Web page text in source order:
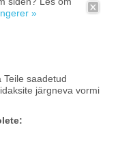
»
saadetud
järgneva vormi